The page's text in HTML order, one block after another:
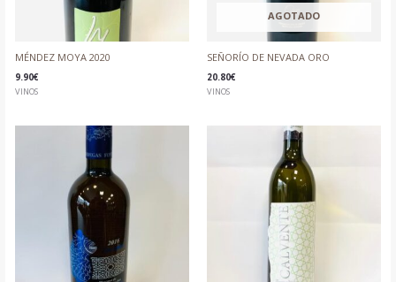
MÉNDEZ MOYA 2020
9.90€
VINOS
AGOTADO
SEÑORÍO DE NEVADA ORO
20.80€
VINOS